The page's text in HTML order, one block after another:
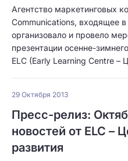
Агентство маркетинговых
Communications, входящее в
организовало и провело
презентации осенне-
ELC (Early Learning Centre –
29 Октября 2013
Пресс-релиз:
новостей от ELC –
развития